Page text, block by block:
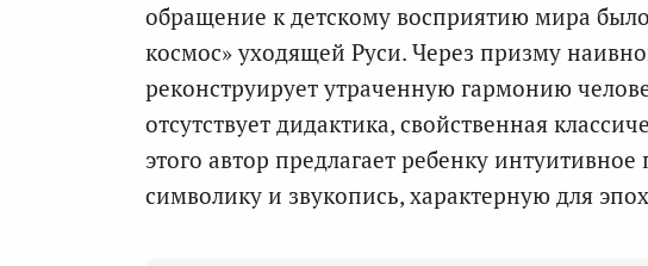
обращение к детскому восприятию мира
космос» уходящей Руси. Через призму
реконструирует утраченную гармонию
отсутствует дидактика, свойственная
этого автор предлагает ребенку
символику и звукопись, характерную для